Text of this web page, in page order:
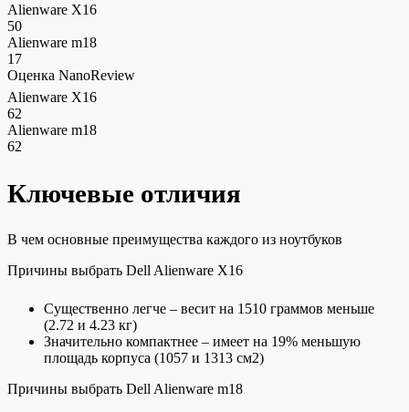
Alienware X16
50
Alienware m18
17
Оценка NanoReview
Alienware X16
62
Alienware m18
62
Ключевые отличия
В чем основные преимущества каждого из ноутбуков
Причины выбрать Dell Alienware X16
Существенно легче – весит на 1510 граммов меньше
(2.72 и 4.23 кг)
Значительно компактнее – имеет на 19% меньшую
площадь корпуса (1057 и 1313 см2)
Причины выбрать Dell Alienware m18